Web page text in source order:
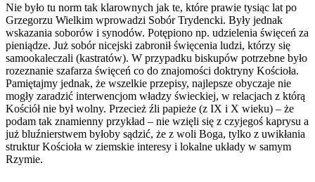
Nie było tu norm tak klarownych jak te, które prawie tysiąc lat po
Grzegorzu Wielkim wprowadzi Sobór Trydencki. Były jednak
wskazania soborów i synodów. Potępiono np. udzielenia święceń za
pieniądze. Już sobór nicejski zabronił święcenia ludzi, którzy się
samookaleczali (kastratów). W przypadku biskupów potrzebne było
rozeznanie szafarza święceń co do znajomości doktryny Kościoła.
Pamiętajmy jednak, że wszelkie przepisy, najlepsze obyczaje nie
mogły zaradzić interwencjom władzy świeckiej, w relacjach z którą
Kościół nie był wolny. Przecież źli papieże (z IX i X wieku) – że
podam tak znamienny przykład – nie wzięli się z czyjegoś kaprysu a
już bluźnierstwem byłoby sądzić, że z woli Boga, tylko z uwikłania
struktur Kościoła w ziemskie interesy i lokalne układy w samym
Rzymie.